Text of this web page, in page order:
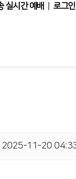
실시간 예배 로그인
2025-11-20